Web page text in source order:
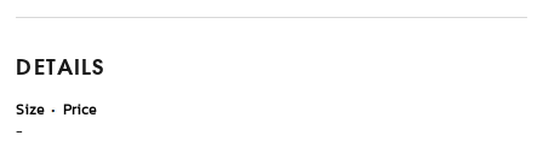
DETAILS
Size
Price
-